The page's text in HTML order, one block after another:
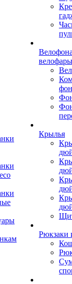
велофары
Крылья
Рюкзаки